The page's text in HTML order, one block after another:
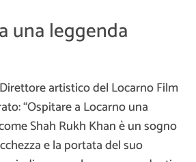
una leggenda
artistico del Locarno Film
“Ospitare a Locarno una
Shah Rukh Khan è un sogno
e la portata del suo